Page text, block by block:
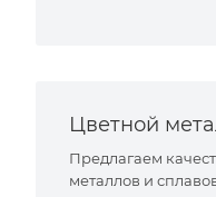
Цветной
Предлагаем
металлов и